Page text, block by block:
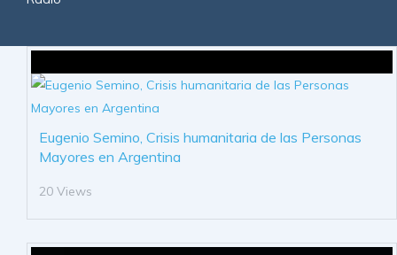
Eugenio Semino, Crisis humanitaria de las Personas
Mayores en Argentina
20 Views